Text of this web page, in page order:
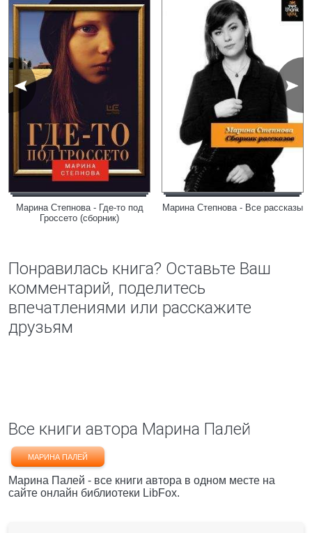
Марина Степнова - Где-то под
Гроссето (сборник)
Марина Степнова - Все рассказы
Понравилась книга? Оставьте Ваш
комментарий, поделитесь
впечатлениями или расскажите
друзьям
Все книги автора Марина Палей
МАРИНА ПАЛЕЙ
Марина Палей - все книги автора в одном месте на
сайте онлайн библиотеки LibFox.